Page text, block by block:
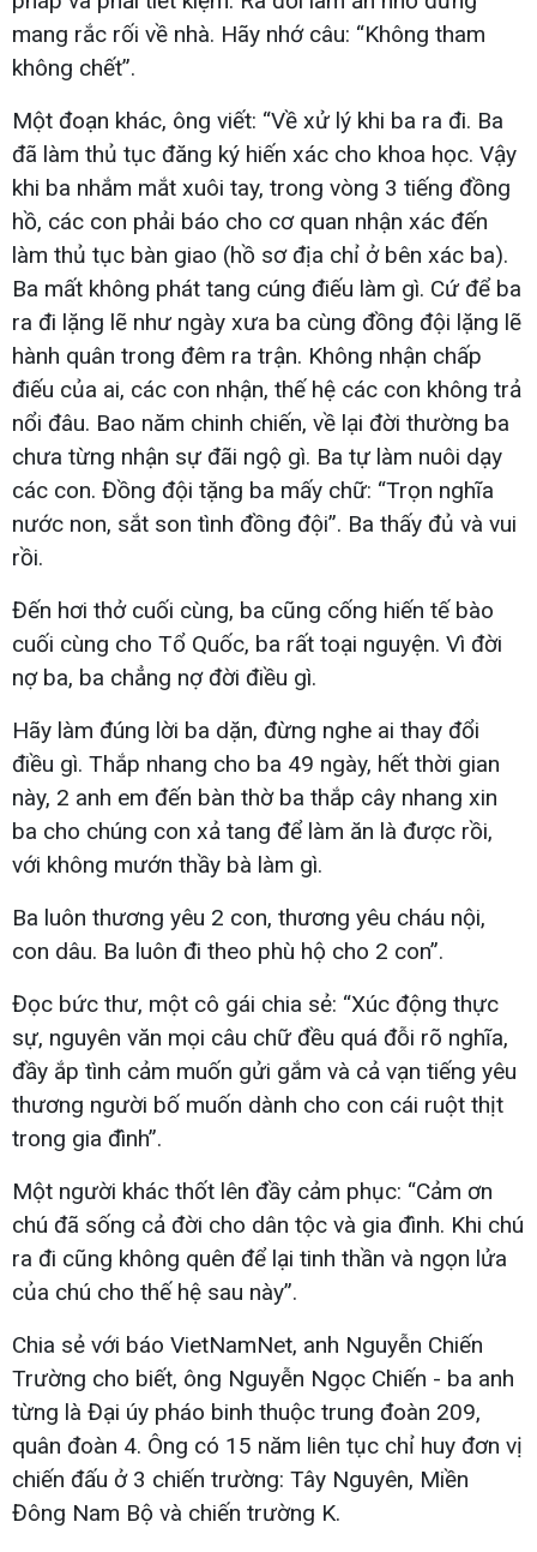
mang rắc rối về nhà. Hãy nhớ câu: “Không tham
không chết”.
Một đoạn khác, ông viết: “Về xử lý khi ba ra đi. Ba
đã làm thủ tục đăng ký hiến xác cho khoa học. Vậy
khi ba nhắm mắt xuôi tay, trong vòng 3 tiếng đồng
hồ, các con phải báo cho cơ quan nhận xác đến
làm thủ tục bàn giao (hồ sơ địa chỉ ở bên xác ba).
Ba mất không phát tang cúng điếu làm gì. Cứ để ba
ra đi lặng lẽ như ngày xưa ba cùng đồng đội lặng lẽ
hành quân trong đêm ra trận. Không nhận chấp
điếu của ai, các con nhận, thế hệ các con không trả
nổi đâu. Bao năm chinh chiến, về lại đời thường ba
chưa từng nhận sự đãi ngộ gì. Ba tự làm nuôi dạy
các con. Đồng đội tặng ba mấy chữ: “Trọn nghĩa
nước non, sắt son tình đồng đội”. Ba thấy đủ và vui
rồi.
Đến hơi thở cuối cùng, ba cũng cống hiến tế bào
cuối cùng cho Tổ Quốc, ba rất toại nguyện. Vì đời
nợ ba, ba chẳng nợ đời điều gì.
Hãy làm đúng lời ba dặn, đừng nghe ai thay đổi
điều gì. Thắp nhang cho ba 49 ngày, hết thời gian
này, 2 anh em đến bàn thờ ba thắp cây nhang xin
ba cho chúng con xả tang để làm ăn là được rồi,
với không mướn thầy bà làm gì.
Ba luôn thương yêu 2 con, thương yêu cháu nội,
con dâu. Ba luôn đi theo phù hộ cho 2 con”.
Đọc bức thư, một cô gái chia sẻ: “Xúc động thực
sự, nguyên văn mọi câu chữ đều quá đỗi rõ nghĩa,
đầy ắp tình cảm muốn gửi gắm và cả vạn tiếng yêu
thương người bố muốn dành cho con cái ruột thịt
trong gia đình”.
Một người khác thốt lên đầy cảm phục: “Cảm ơn
chú đã sống cả đời cho dân tộc và gia đình. Khi chú
ra đi cũng không quên để lại tinh thần và ngọn lửa
của chú cho thế hệ sau này”.
Chia sẻ với báo VietNamNet, anh Nguyễn Chiến
Trường cho biết, ông Nguyễn Ngọc Chiến - ba anh
từng là Đại úy pháo binh thuộc trung đoàn 209,
quân đoàn 4. Ông có 15 năm liên tục chỉ huy đơn vị
chiến đấu ở 3 chiến trường: Tây Nguyên, Miền
Đông Nam Bộ và chiến trường K.